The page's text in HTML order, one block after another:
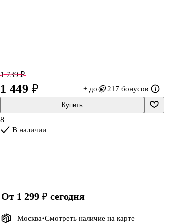
1 739 ₽
1 449 ₽ + до 217 бонусов
Купить
8
В наличии
от 1 299 ₽ сегодня
Москва Смотреть наличие на карте